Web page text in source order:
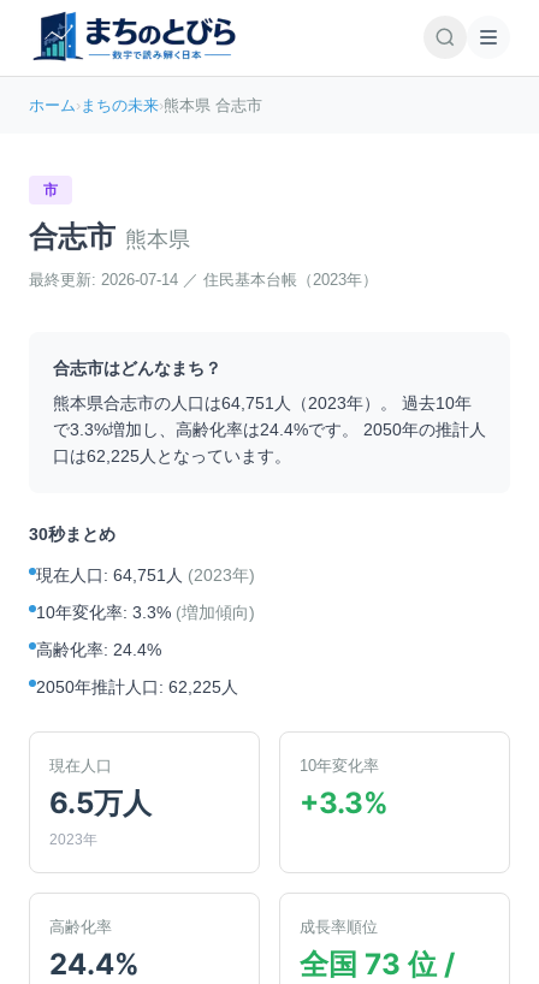
ホーム›まちの未来›熊本県 合志市
市
合志市 熊本県
最終更新: 2026-07-14 ／ 住民基本台帳（2023年）
合志市はどんなまち？
熊本県合志市の人口は64,751 人（2023年）。 過去10年
で3.3%増加 し、高齢化率は24.4%です。 2050年の推計人
口は62,225人となっています。
30秒まとめ
現在人口: 64,751人 (2023年)
10年変化率: 3.3% (増加傾向)
高齢化率: 24.4%
2050年推計人口: 62,225人
現在人口
6.5万人
2023年
10年変化率
+3.3%
高齢化率
24.4%
成長率順位
全国 73 位 /